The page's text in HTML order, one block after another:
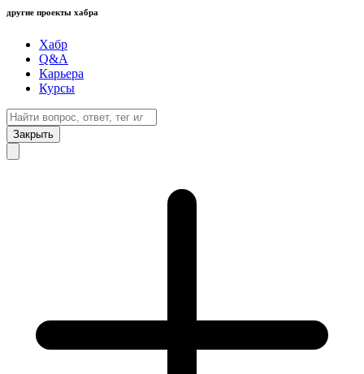
другие проекты хабра
Хабр
Q&A
Карьера
Курсы
Закрыть